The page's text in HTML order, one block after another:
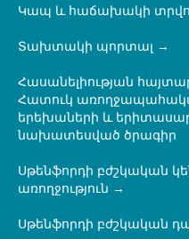
Կապ և հաճախակի
Տախտակի պորտալ
Հասանելիության
Հատուկ
երեխաների և
նախատեսված ծրագիր
Սթենֆորդի բժշկական
առողջություն
Սթենֆորդի բժշկական